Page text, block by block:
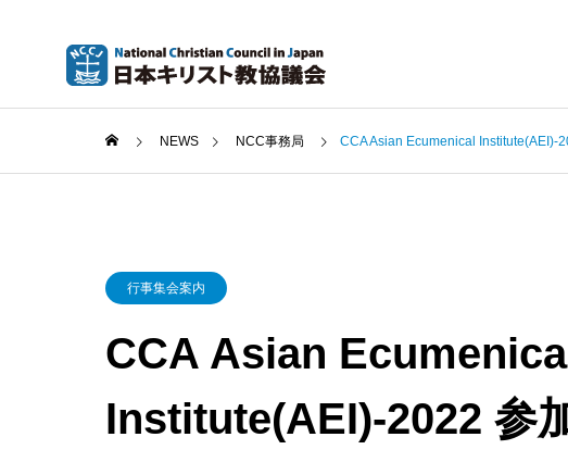
NEWS NCC事務局 CCA Asian Ecumenical Institute(AEI)-
行事集会案内
CCA Asian
Institute(AEI)-2022 参